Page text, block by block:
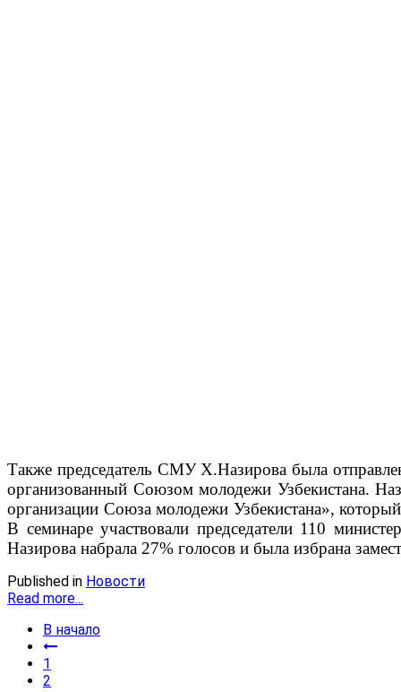
Также председатель СМУ Х.Назирова была
организованный Союзом молодежи Узбекистана.
организации Союза молодежи Узбекистана»,
В семинаре участвовали председатели 110
Назирова набрала 27% голосов и была избрана
Published in Новости
Read more...
В начало
1
2